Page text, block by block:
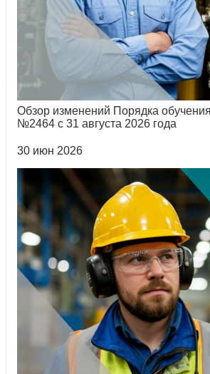
Обзор изменений Порядка
№2464 с 31 августа 2026 года
30 июн 2026